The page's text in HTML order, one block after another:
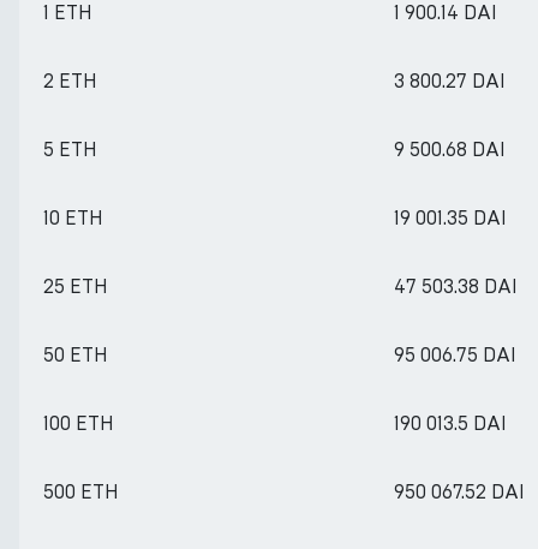
1 ETH 1 900.14 DAI
2 ETH 3 800.27 DAI
5 ETH 9 500.68 DAI
10 ETH 19 001.35 DAI
25 ETH 47 503.38 DAI
50 ETH 95 006.75 DAI
100 ETH 190 013.5 DAI
500 ETH 950 067.52 DAI